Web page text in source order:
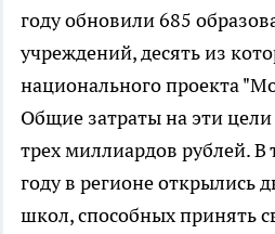
году обновили 685
учреждений, десять из
национального проекта
Общие затраты на эти
трех миллиардов рублей.
году в регионе открылись
школ, способных принять